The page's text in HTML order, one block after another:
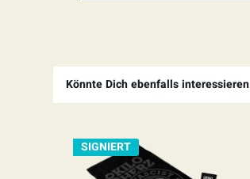
Könnte Dich ebenfalls interessieren
SIGNIERT